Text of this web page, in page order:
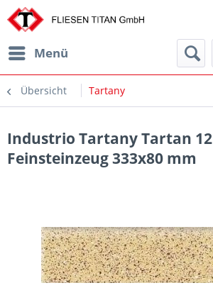
Menü
Übersicht Tartany
Industrio Tartany Tartan 12
Feinsteinzeug 333x80 mm